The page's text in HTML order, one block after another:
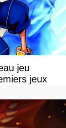
jeu
jeux